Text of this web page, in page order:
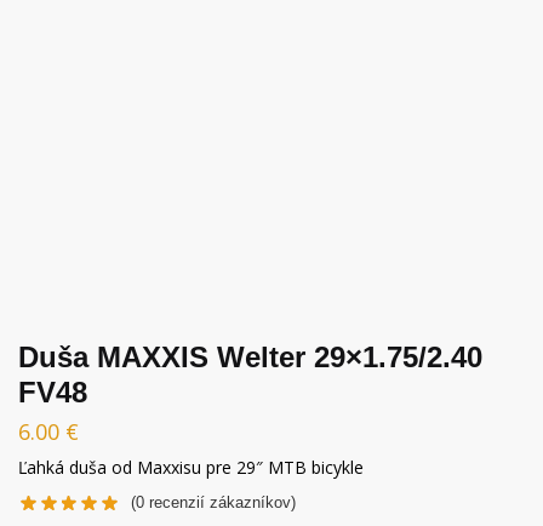
Duša MAXXIS Welter 29×1.75/2.40
FV48
6.00 €
Ľahká duša od Maxxisu pre 29″ MTB bicykle
(0 recenzií zákazníkov)